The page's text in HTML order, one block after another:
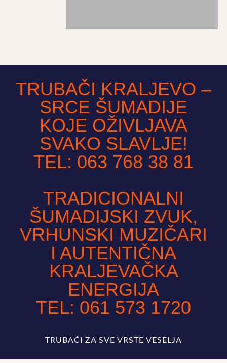
TRUBAČI KRALJEVO –
SRCE ŠUMADIJE
KOJE OŽIVLJAVA
SVAKO SLAVLJE!
TEL: 063 768 38 81
TRADICIONALNI
ŠUMADIJSKI ZVUK,
VRHUNSKI MUZIČARI
I AUTENTIČNA
KRALJEVAČKA
ENERGIJA
TEL: 061 573 1720
TRUBAČI ZA SVE VRSTE VESELJA